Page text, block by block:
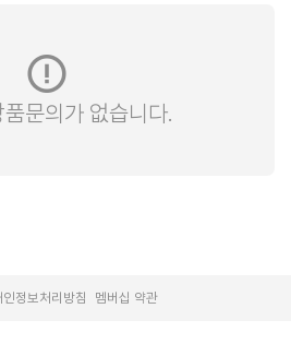
문의가 없습니다.
인정보처리방침 멤버십 약관